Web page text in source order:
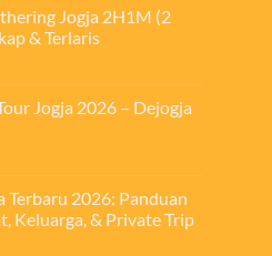
Jogja 2H1M (2
& Terlaris
Jogja 2026 – Dejogja
Terbaru 2026: Panduan
Keluarga, & Private Trip